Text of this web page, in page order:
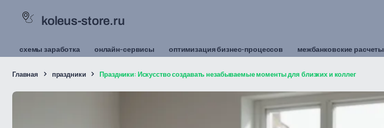
koleus-store.ru
схемы заработка онлайн-сервисы оптимизация бизнес-процессов межбанковские расчеты
Главная праздники Праздники: Искусство создавать незабываемые моменты для близких и коллег